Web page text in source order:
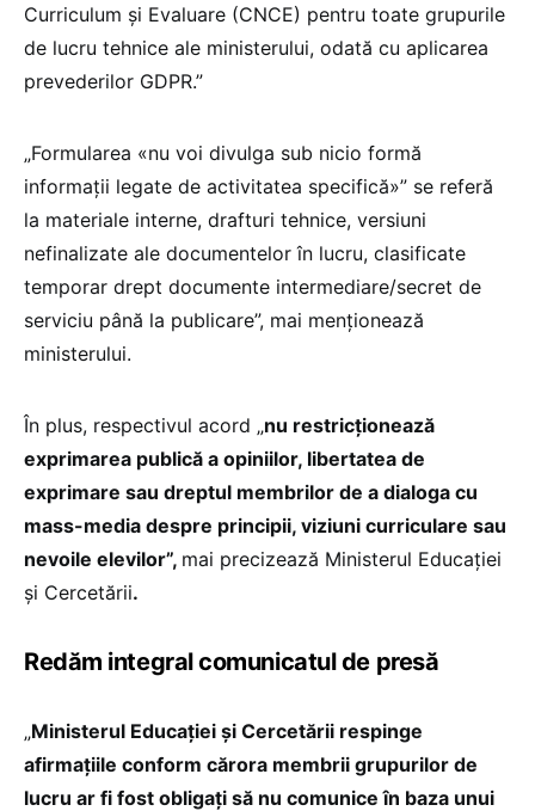
Curriculum și Evaluare (CNCE) pentru toate grupurile
de lucru tehnice ale ministerului, odată cu aplicarea
prevederilor GDPR.”
„Formularea «nu voi divulga sub nicio formă
informații legate de activitatea specifică»” se referă
la materiale interne, drafturi tehnice, versiuni
nefinalizate ale documentelor în lucru, clasificate
temporar drept documente intermediare/secret de
serviciu până la publicare”, mai menționează
ministerului.
În plus, respectivul acord „nu restricționează
exprimarea publică a opiniilor, libertatea de
exprimare sau dreptul membrilor de a dialoga cu
mass-media despre principii, viziuni curriculare sau
nevoile elevilor”, mai precizează Ministerul Educației
și Cercetării.
Redăm integral comunicatul de presă
„Ministerul Educației și Cercetării respinge
afirmațiile conform cărora membrii grupurilor de
lucru ar fi fost obligați să nu comunice în baza unui